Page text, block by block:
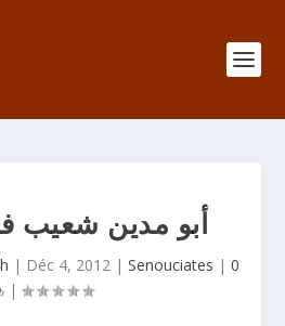
أبو مدين شعيب
| Déc 4, 2012| Senouciates | 0
|